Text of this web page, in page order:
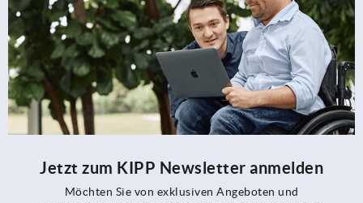
Jetzt zum KIPP Newsletter anmelden
Möchten Sie von exklusiven Angeboten und